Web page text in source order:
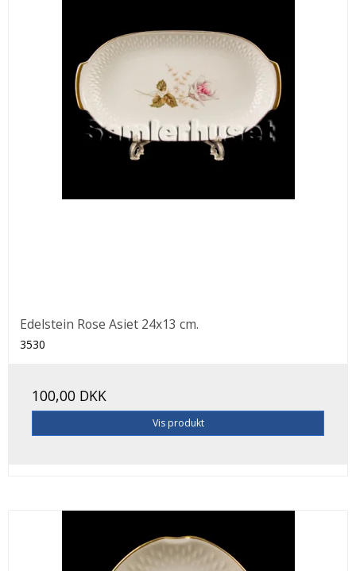
Edelstein Rose Asiet 24x13 cm.
3530
100,00 DKK
Vis produkt